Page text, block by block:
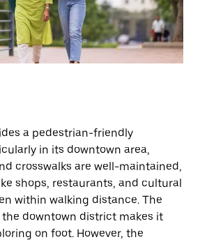
a pedestrian-friendly
in its downtown area,
crosswalks are well-maintained,
shops, restaurants, and cultural
within walking distance. The
downtown district makes it
on foot. However, the